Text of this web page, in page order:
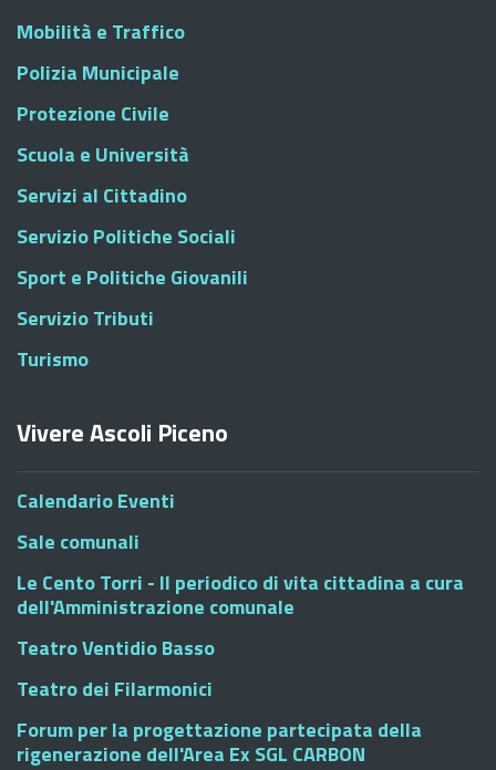
Mobilità e Traffico
Polizia Municipale
Protezione Civile
Scuola e Università
Servizi al Cittadino
Servizio Politiche Sociali
Sport e Politiche Giovanili
Servizio Tributi
Turismo
Vivere Ascoli Piceno
Calendario Eventi
Sale comunali
Le Cento Torri - Il periodico di vita cittadina a cura
dell'Amministrazione comunale
Teatro Ventidio Basso
Teatro dei Filarmonici
Forum per la progettazione partecipata della
rigenerazione dell'Area Ex SGL CARBON